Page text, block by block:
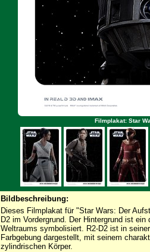
Filmplakat: Star
Bildbeschreibung:
Dieses Filmplakat für "Star Wars: Der
D2 im Vordergrund. Der Hintergrund ist
Weltraums symbolisiert. R2-D2 ist in
Farbgebung dargestellt, mit seinem
zylindrischen Körper.